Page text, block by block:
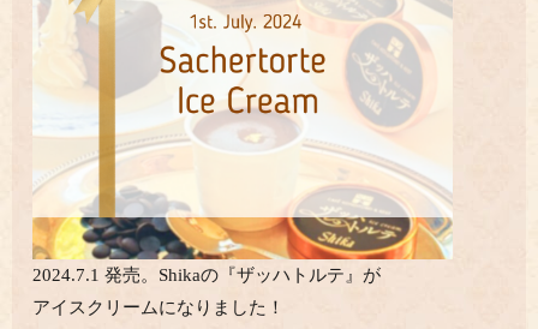
2024.7.1 発売。Shikaの『ザッハトルテ』が
アイスクリームになりました！